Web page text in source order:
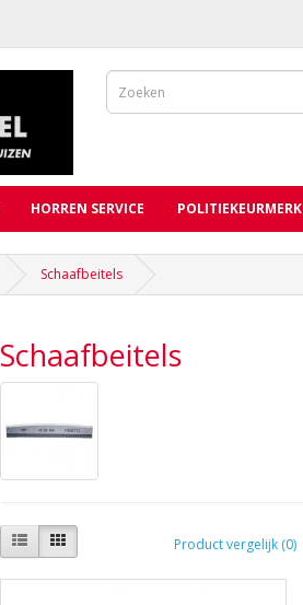
HORREN SERVICE POLITIEKEURMERK
Schaafbeitels
Schaafbeitels
Product vergelijk (0)